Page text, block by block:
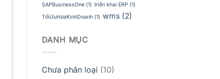
SAPBusinessOne(1) triển khai ERP(1)
TốiƯuHóaKinhDoanh(1) wms(2)
DANH MỤC
Chưa phân loại (10)